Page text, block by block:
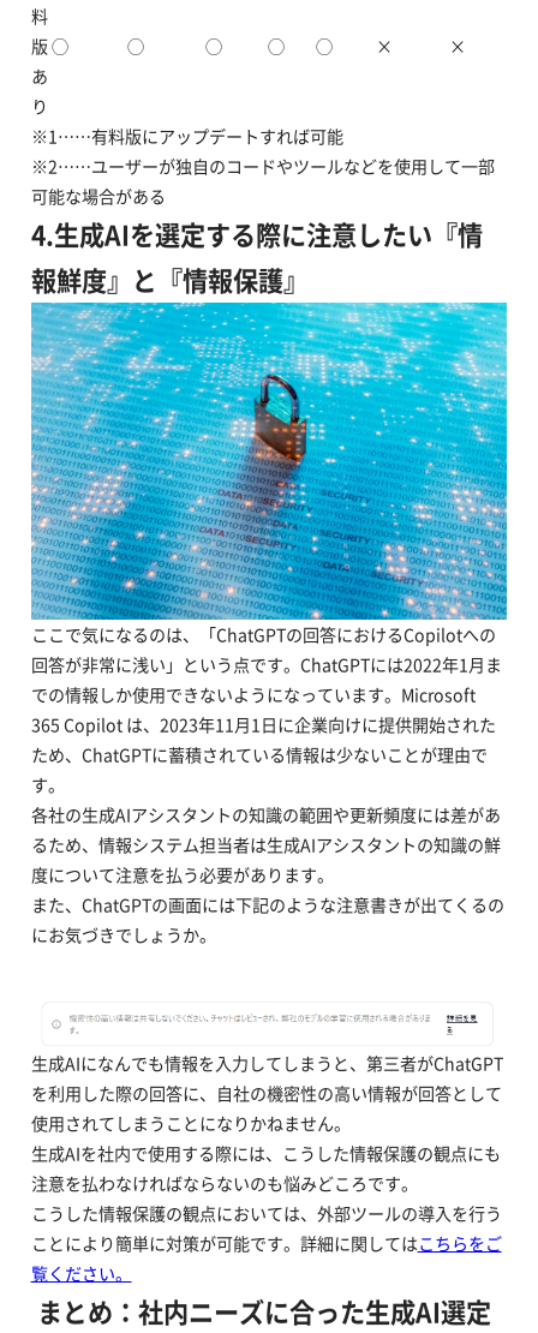
料
版
あ
り
◯ ◯ ◯ ◯ ◯ × ×
※1……有料版にアップデートすれば可能
※2……ユーザーが独自のコードやツールなどを使用して一部
可能な場合がある
4.生成AIを選定する際に注意したい『情
報鮮度』と『情報保護』
ここで気になるのは、「ChatGPTの回答におけるCopilotへの
回答が非常に浅い」という点です。ChatGPTには2022年1月ま
での情報しか使用できないようになっています。Microsoft
365 Copilot は、2023年11月1日に企業向けに提供開始された
ため、ChatGPTに蓄積されている情報は少ないことが理由で
す。
各社の生成AIアシスタントの知識の範囲や更新頻度には差があ
るため、情報システム担当者は生成AIアシスタントの知識の鮮
度について注意を払う必要があります。
また、ChatGPTの画面には下記のような注意書きが出てくるの
にお気づきでしょうか。
生成AIになんでも情報を入力してしまうと、第三者がChatGPT
を利用した際の回答に、自社の機密性の高い情報が回答として
使用されてしまうことになりかねません。
生成AIを社内で使用する際には、こうした情報保護の観点にも
注意を払わなければならないのも悩みどころです。
こうした情報保護の観点においては、外部ツールの導入を行う
ことにより簡単に対策が可能です。詳細に関してはこちらをご
覧ください。
まとめ：社内ニーズに合った生成AI選定